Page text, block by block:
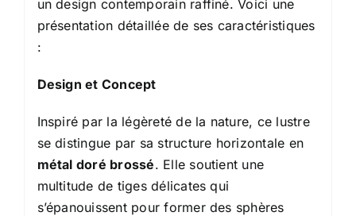
un design contemporain raffiné. Voici une
présentation détaillée de ses caractéristiques
:
Design et Concept
Inspiré par la légèreté de la nature, ce lustre
se distingue par sa structure horizontale en
métal doré brossé. Elle soutient une
multitude de tiges délicates qui
s’épanouissent pour former des sphères